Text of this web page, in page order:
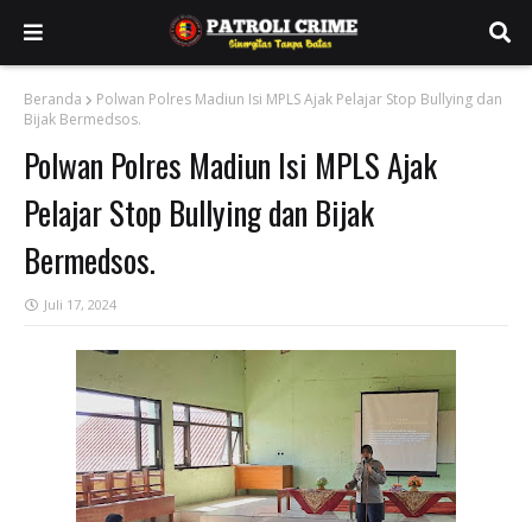
Beranda
Polwan Polres Madiun Isi MPLS Ajak Pelajar Stop Bullying dan
Bijak Bermedsos.
Polwan Polres Madiun Isi MPLS Ajak
Pelajar Stop Bullying dan Bijak
Bermedsos.
Juli 17, 2024